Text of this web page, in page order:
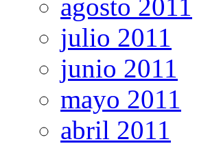
agosto 2011
julio 2011
junio 2011
mayo 2011
abril 2011